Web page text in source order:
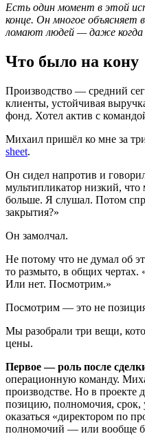
Есть один момент в этой
конце. Он многое объясняет
ломают людей — даже когда
Что было на кону
Производство — средний
клиенты, устойчивая
фонд. Хотел актив с
Михаил пришёл ко мне за
sheet.
Он сидел напротив и
мультипликатор низкий,
больше. Я слушал. Потом
закрытия?»
Он замолчал.
Не потому что не думал об
то размыто, в общих чертах.
Или нет. Посмотрим.»
Посмотрим — это не
Мы разобрали три вещи,
цены.
Первое — роль после
операционную команду.
производстве. Но в проекте
позицию, полномочия,
оказаться «директором по
полномочий — или вообще